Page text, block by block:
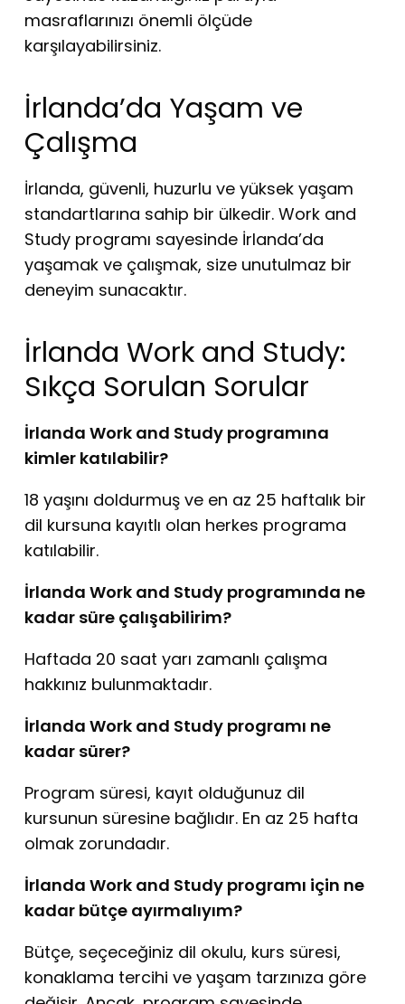
masraflarınızı önemli ölçüde
karşılayabilirsiniz.
İrlanda’da Yaşam ve
Çalışma
İrlanda, güvenli, huzurlu ve yüksek yaşam
standartlarına sahip bir ülkedir. Work and
Study programı sayesinde İrlanda’da
yaşamak ve çalışmak, size unutulmaz bir
deneyim sunacaktır.
İrlanda Work and Study:
Sıkça Sorulan Sorular
İrlanda Work and Study programına
kimler katılabilir?
18 yaşını doldurmuş ve en az 25 haftalık bir
dil kursuna kayıtlı olan herkes programa
katılabilir.
İrlanda Work and Study programında ne
kadar süre çalışabilirim?
Haftada 20 saat yarı zamanlı çalışma
hakkınız bulunmaktadır.
İrlanda Work and Study programı ne
kadar sürer?
Program süresi, kayıt olduğunuz dil
kursunun süresine bağlıdır. En az 25 hafta
olmak zorundadır.
İrlanda Work and Study programı için ne
kadar bütçe ayırmalıyım?
Bütçe, seçeceğiniz dil okulu, kurs süresi,
konaklama tercihi ve yaşam tarzınıza göre